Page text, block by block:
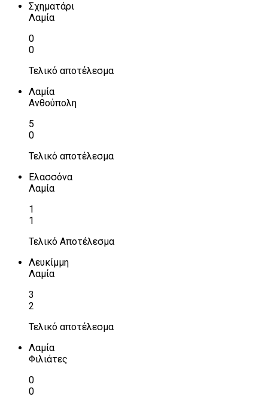
Σχηματάρι
Λαμία
0
0
Τελικό αποτέλεσμα
Λαμία
Ανθούπολη
5
0
Τελικό αποτέλεσμα
Ελασσόνα
Λαμία
1
1
Τελικό Αποτέλεσμα
Λευκίμμη
Λαμία
3
2
Τελικό αποτέλεσμα
Λαμία
Φιλιάτες
0
0